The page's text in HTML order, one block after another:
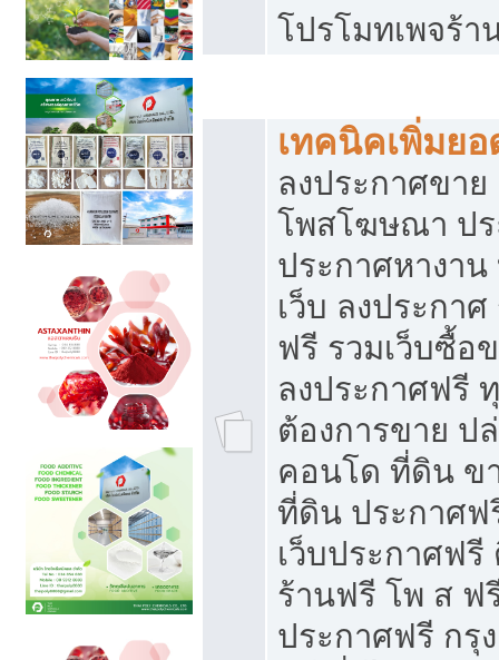
โปรโมทเพจร้า
เทคนิคเพิ่มย
ลงประกาศขา
โพสโฆษณา ป
ประกาศหางา
เว็บ ลงประกา
ฟรี รวมเว็บซื้อ
ลงประกาศฟรี
ต้องการขาย ป
คอนโด ที่ดิน ข
ที่ดิน ประกาศฟ
เว็บประกาศฟ
ร้านฟรี โพ ส ฟ
ประกาศฟรี กรุ